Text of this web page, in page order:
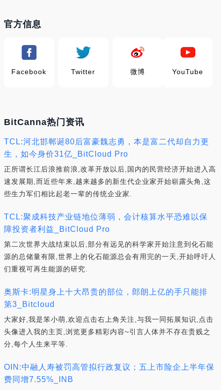
官方信息
Facebook Twitter 微博 YouTube
BitCanna热门资讯
TCL:河北邯郸诞80后富豪魏志勇，本是富二代却自力更
生，如今身价31亿_BitCloud Pro
正所谓长江后浪推前浪,改革开放以后,国内的民营经济开始进入高
速发展期,而近些年来,越来越多的新生代企业家开始崭露头角,这
些生力军们相比起老一辈的传统企业家.
TCL:聚成科技产业链地位薄弱，会计核算水平恐难以保
障投资者利益_BitCloud Pro
第二次世界大战结束以后,部分有远见的科学家开始注意到化石能
源的总储量有限,世界上的化石能源总会有用完的一天,开始呼吁人
们重视可再生能源的研究.
奥斯卡:明星身上十大昂贵的部位，郎朗上亿的手只能排
第3_Bitcloud
大家好,我是笨小萌,欢迎点击右上角关注,与我一同拓展知识,点击
头像进入我的主页,浏览更多精彩内容~引言人体并不存在贵贱之
分,每个人生来平等.
OIN:中融人寿被罚高管拟行政复议；五上市险企上半年保
费同增7.55%_INB